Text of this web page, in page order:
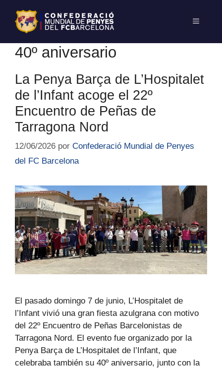
40º aniversario
La Penya Barça de L’Hospitalet
de l’Infant acoge el 22º
Encuentro de Peñas de
Tarragona Nord
12/06/2026 por Confederació Mundial de Penyes
del FC Barcelona
El pasado domingo 7 de junio, L’Hospitalet de
l’Infant vivió una gran fiesta azulgrana con motivo
del 22º Encuentro de Peñas Barcelonistas de
Tarragona Nord. El evento fue organizado por la
Penya Barça de L’Hospitalet de l’Infant, que
celebraba también su 40º aniversario, junto con la